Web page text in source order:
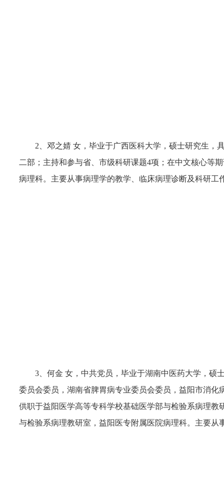
2、邓之婧 女，毕业于广西医科大学，硕士研究生，
二部；主持和参与省、市级科研课题4项；在中文核心等
病理科。主要从事病理学的教学、临床病理诊断及科研工
3、何金 女，中共党员，毕业于湖南中医药大学，硕
委员会委员，湖南省脾胃病专业委员会委员，益阳市消
供职于益阳医学高等专科学校基础医学部与检验系病理
与检验系病理教研室，益阳医专附属医院病理科。主要